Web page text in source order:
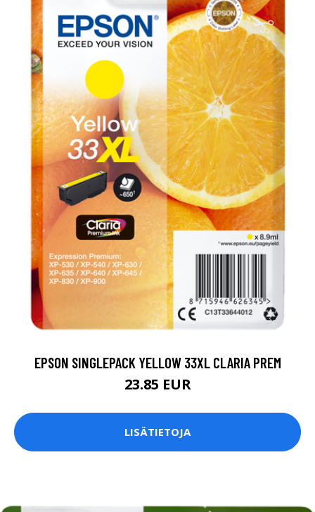
EPSON SINGLEPACK YELLOW 33XL CLARIA PREM
23.85 EUR
LISÄTIETOJA